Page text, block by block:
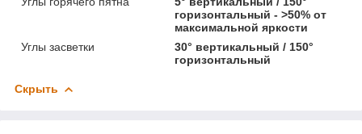
горизонтальный - >50% от
максимальной яркости
Углы засветки
30° вертикальный / 150°
горизонтальный
Скрыть